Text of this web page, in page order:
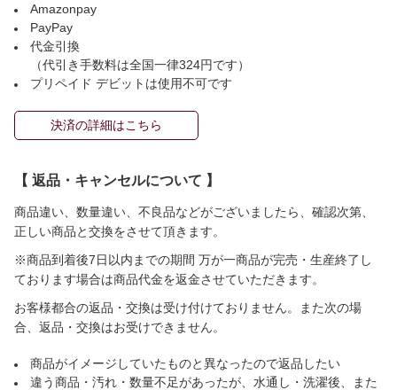
Amazonpay
PayPay
代金引換
（代引き手数料は全国一律324円です）
プリペイド デビットは使用不可です
決済の詳細はこちら
【 返品・キャンセルについて 】
商品違い、数量違い、不良品などがございましたら、確認次第、
正しい商品と交換をさせて頂きます。
※商品到着後7日以内までの期間 万が一商品が完売・生産終了し
ております場合は商品代金を返金させていただきます。
お客様都合の返品・交換は受け付けておりません。また次の場
合、返品・交換はお受けできません。
商品がイメージしていたものと異なったので返品したい
違う商品・汚れ・数量不足があったが、水通し・洗濯後、また